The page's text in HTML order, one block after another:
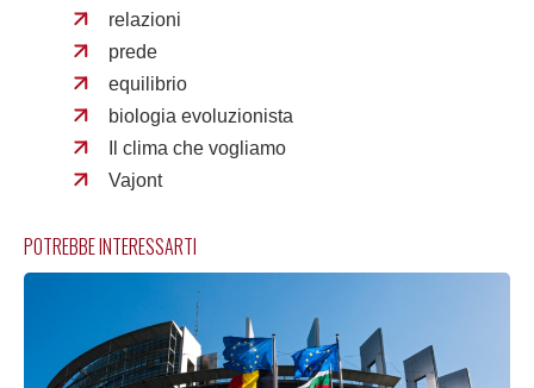
relazioni
prede
equilibrio
biologia evoluzionista
Il clima che vogliamo
Vajont
POTREBBE INTERESSARTI